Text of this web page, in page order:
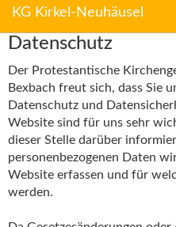
zum
springen
KG Kirkel-Neuhäusel
zum
springen
Datenschutz
Der Protestantische
Bexbach freut sich, dass Sie
Datenschutz und
Website sind für uns sehr
dieser Stelle darüber
personenbezogenen Daten
Website erfassen und für
werden.